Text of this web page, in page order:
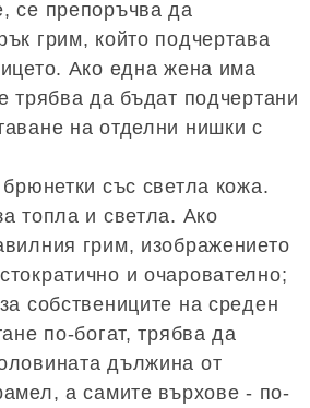
се препоръчва да
грим, който подчертава
Ако една жена има
трябва да бъдат подчертани
на отделни нишки с
със светла кожа.
топла и светла. Ако
грим, изображението
и очарователно;
собствениците на среден
по-богат, трябва да
дължина от
а самите върхове - по-